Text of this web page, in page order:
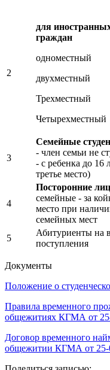
2
для
граждан
одноместный
двухместный
Трехместный
Четырехместный
3
Семейные
- член семьи не
- с ребенка до 16
третье место)
4
Посторонние
семейные - за
место при
семейных мест
5
Абитуриенты на
поступления
Документы
Положение о
Правила временного
общежитиях КГМА от
Договор временного
общежитии КГМА от 25-